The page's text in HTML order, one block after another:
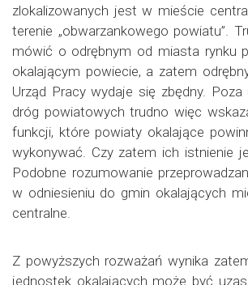
zlokalizowanych jest w mieście
terenie „obwarzankowego powiatu”.
mówić o odrębnym od miasta rynku
okalającym powiecie, a zatem
Urząd Pracy wydaje się zbędny. Poza
dróg powiatowych trudno więc
funkcji, które powiaty okalające
wykonywać. Czy zatem ich istnienie
Podobne rozumowanie
w odniesieniu do gmin okalających
centralne.
Z powyższych rozważań wynika
jednostek okalających może być